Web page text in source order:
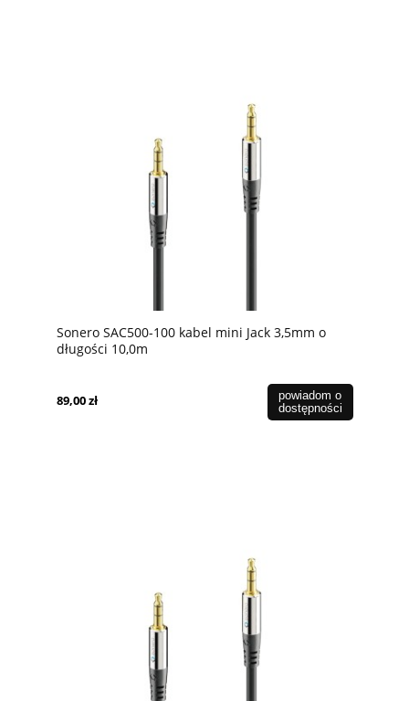
Sonero SAC500-100 kabel mini Jack 3,5mm o
długości 10,0m
89,00 zł
powiadom o
dostępności